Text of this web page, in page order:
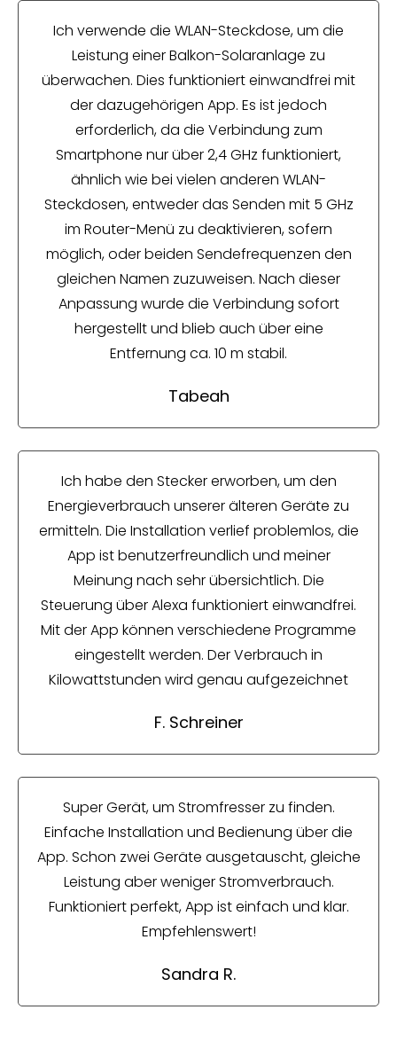
Ich verwende die WLAN-Steckdose, um die
Leistung einer Balkon-Solaranlage zu
überwachen. Dies funktioniert einwandfrei mit
der dazugehörigen App. Es ist jedoch
erforderlich, da die Verbindung zum
Smartphone nur über 2,4 GHz funktioniert,
ähnlich wie bei vielen anderen WLAN-
Steckdosen, entweder das Senden mit 5 GHz
im Router-Menü zu deaktivieren, sofern
möglich, oder beiden Sendefrequenzen den
gleichen Namen zuzuweisen. Nach dieser
Anpassung wurde die Verbindung sofort
hergestellt und blieb auch über eine
Entfernung ca. 10 m stabil.
Tabeah
Ich habe den Stecker erworben, um den
Energieverbrauch unserer älteren Geräte zu
ermitteln. Die Installation verlief problemlos, die
App ist benutzerfreundlich und meiner
Meinung nach sehr übersichtlich. Die
Steuerung über Alexa funktioniert einwandfrei.
Mit der App können verschiedene Programme
eingestellt werden. Der Verbrauch in
Kilowattstunden wird genau aufgezeichnet
F. Schreiner
Super Gerät, um Stromfresser zu finden.
Einfache Installation und Bedienung über die
App. Schon zwei Geräte ausgetauscht, gleiche
Leistung aber weniger Stromverbrauch.
Funktioniert perfekt, App ist einfach und klar.
Empfehlenswert!
Sandra R.